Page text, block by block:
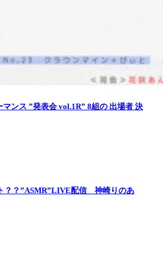
ンス ”発表会 vol.1R” 8組の 出場者 決
？？”ASMR”LIVE配信 神崎りのあ